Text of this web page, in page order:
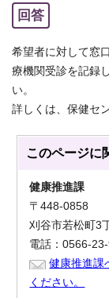
回答
希望者に対して窓
療機関受診を記録
い。
詳しくは、保健セ
このページに
健康推進課
〒448-0858
刈谷市若松町3
電話：0566-
健康推進課
ください。